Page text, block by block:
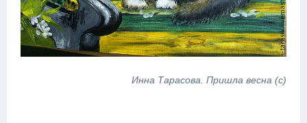
Инна Тарасова. Пришла весна (с)